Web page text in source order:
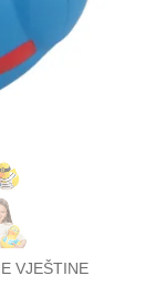
VJEŠTINE